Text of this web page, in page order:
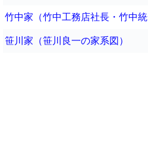
竹中家（竹中工務店社長・竹中統
笹川家（笹川良一の家系図）